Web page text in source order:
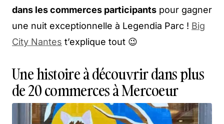
dans les commerces participants pour gagner
une nuit exceptionnelle à Legendia Parc ! Big
City Nantes t’explique tout 😉
Une histoire à découvrir dans plus
de 20 commerces à Mercoeur